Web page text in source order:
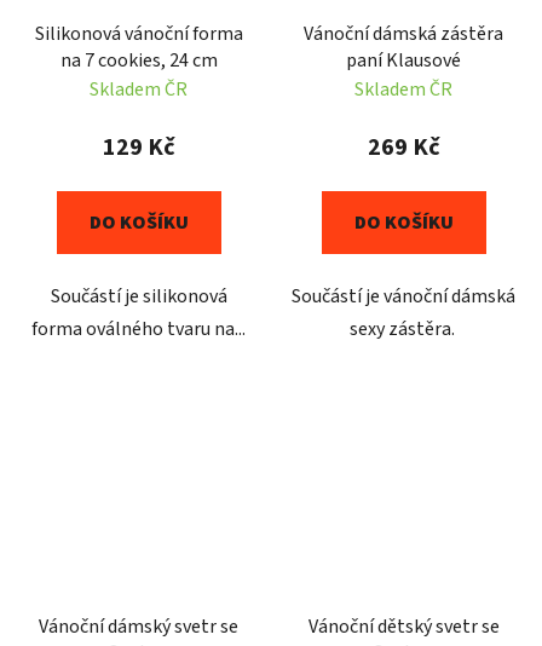
Silikonová vánoční forma
na 7 cookies, 24 cm
Skladem ČR
129 Kč
DO KOŠÍKU
Součástí je silikonová
forma oválného tvaru na...
Vánoční dámská zástěra
paní Klausové
Skladem ČR
269 Kč
DO KOŠÍKU
Součástí je vánoční dámská
sexy zástěra.
Vánoční dámský svetr se
Vánoční dětský svetr se